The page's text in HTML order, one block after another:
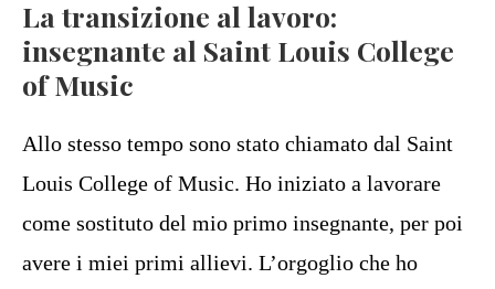
La transizione al lavoro:
insegnante al Saint Louis College
of Music
Allo stesso tempo sono stato chiamato dal Saint
Louis College of Music. Ho iniziato a lavorare
come sostituto del mio primo insegnante, per poi
avere i miei primi allievi. L’orgoglio che ho